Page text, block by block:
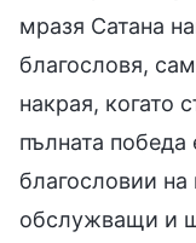
мразя Сатана
благословя,
накрая, когато
пълната
благословии на
обслужващи и